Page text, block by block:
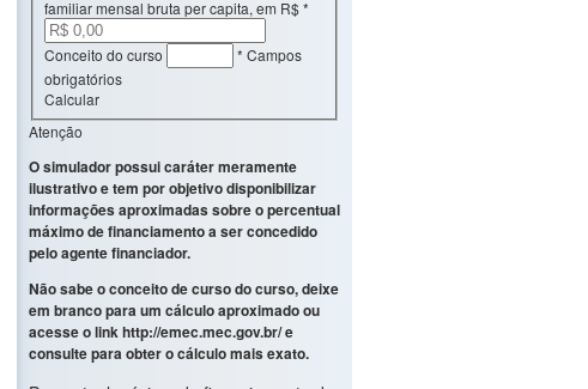
familiar mensal bruta per capita, em R$*
Conceito do curso
* Campos
obrigatórios
Calcular
Atenção
O simulador possui caráter meramente
ilustrativo e tem por objetivo disponibilizar
informações aproximadas sobre o percentual
máximo de financiamento a ser concedido
pelo agente financiador.
Não sabe o conceito de curso do curso, deixe
em branco para um cálculo aproximado ou
acesse o linkhttp://emec.mec.gov.br/e
consulte para obter o cálculo mais exato.